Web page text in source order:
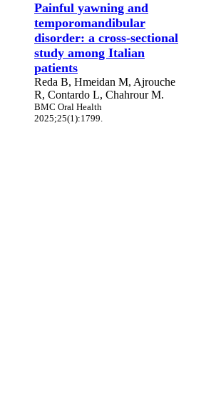
Painful yawning and
temporomandibular
disorder: a cross-sectional
study among Italian
patients
Reda B, Hmeidan M, Ajrouche
R, Contardo L, Chahrour M.
BMC Oral Health
2025;25(1):1799.